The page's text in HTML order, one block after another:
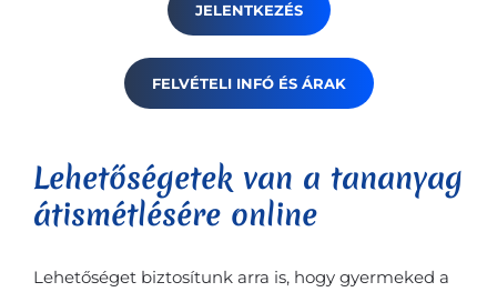
JELENTKEZÉS
FELVÉTELI INFÓ ÉS ÁRAK
Lehetőségetek van a tananyag
átismétlésére online
Lehetőséget biztosítunk arra is, hogy gyermeked a